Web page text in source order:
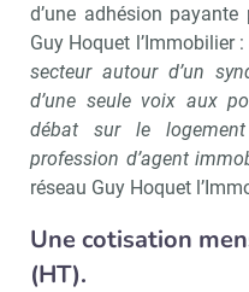
d’une adhésion
Guy Hoquet l’Immobilier :
secteur autour d’un
d’une seule voix aux
débat sur le
profession d’agent
réseau Guy Hoquet
Une cotisation
(HT).